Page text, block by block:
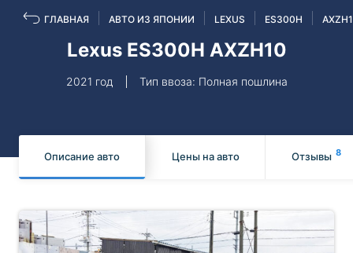
ГЛАВНАЯ АВТО ИЗ ЯПОНИИ LEXUS ES300H
Lexus ES300H AXZH10
2021 год Тип ввоза: Полная пошлина
Описание авто Цены на авто Отзывы 8